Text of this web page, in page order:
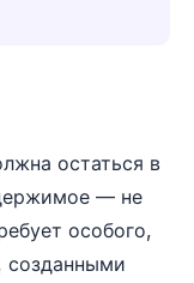
остаться в
— не
особого,
созданными